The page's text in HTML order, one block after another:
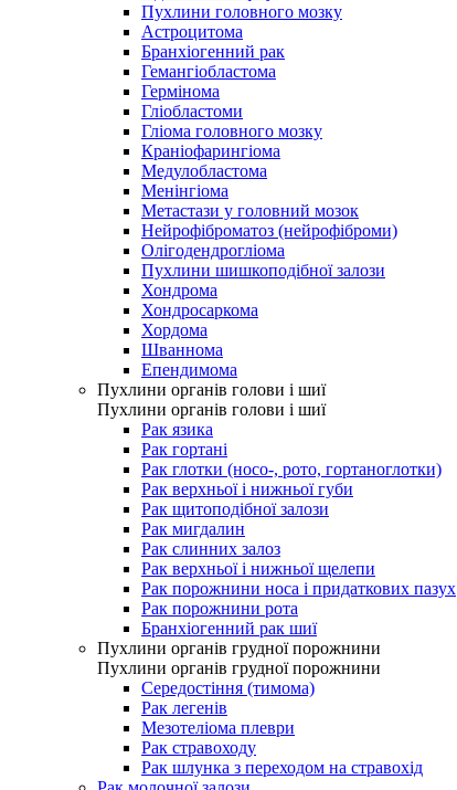
Пухлини головного мозку
Астроцитома
Бранхіогенний рак
Гемангіобластома
Гермінома
Гліобластоми
Гліома головного мозку
Краніофарингіома
Медулобластома
Менінгіома
Метастази у головний мозок
Нейрофіброматоз (нейрофіброми)
Олігодендрогліома
Пухлини шишкоподібної залози
Хондрома
Хондросаркома
Хордома
Шваннома
Епендимома
Пухлини органів голови і шиї
Пухлини органів голови і шиї
Рак язика
Рак гортані
Рак глотки (носо-, рото, гортаноглотки)
Рак верхньої і нижньої губи
Рак щитоподібної залози
Рак мигдалин
Рак слинних залоз
Рак верхньої і нижньої щелепи
Рак порожнини носа і придаткових пазух
Рак порожнини рота
Бранхіогенний рак шиї
Пухлини органів грудної порожнини
Пухлини органів грудної порожнини
Середостіння (тимома)
Рак легенів
Мезотеліома плеври
Рак стравоходу
Рак шлунка з переходом на стравохід